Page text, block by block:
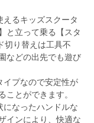
るキッズスクータ
と立って乗る【スタ
切り替えは工具不
などの出先でも遊び
プなので安定性が
とができます。
なったハンドルな
インにより、快適な